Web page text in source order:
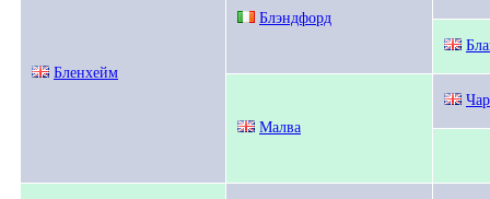
Бленхейм
Блэндфорд
Малва